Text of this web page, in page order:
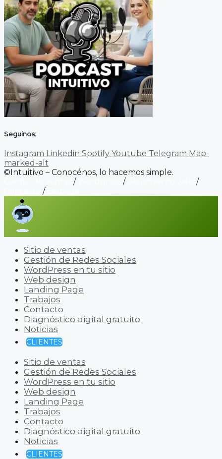
Seguinos:
Instagram Linkedin Spotify Youtube Telegram Map-
marked-alt
©Intuitivo – Conocénos, lo hacemos simple.
/ /
/
/
Sitio de ventas
Gestión de Redes Sociales
WordPress en tu sitio
Web design
Landing Page
Trabajos
Contacto
Diagnóstico digital gratuito
Noticias
CLIENTES
Sitio de ventas
Gestión de Redes Sociales
WordPress en tu sitio
Web design
Landing Page
Trabajos
Contacto
Diagnóstico digital gratuito
Noticias
CLIENTES